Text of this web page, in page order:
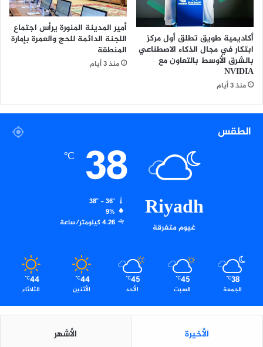
ن
ا
س
ب
ة
و
ه
آ
س
أكاديمية طويق تطلق أول مركز
ابتكار في مجال الذكاء الاصطناعي
بالشرق الأوسط بالتعاون مع
NVIDIA
منذ 3 أيام
أمير المدينة المنورة يرأس اجتماع
اللجنة الدائمة للحج والعمرة بإمارة
المنطقة
منذ 3 أيام
الطقس
Riyadh
غيوم متفرقة
38
℃
38º - 36º
9%
4.26 كيلومتر/ساعة
38
℃
الجمعة
45
℃
السبت
45
℃
الأحد
44
℃
الأثنين
44
℃
الثلاثاء
الأخيرة الأشهر